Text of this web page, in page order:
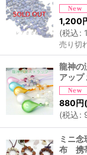
1,200
(税込:
売り切
龍神の
アッ
880円
(税込:
ミニ
布 携